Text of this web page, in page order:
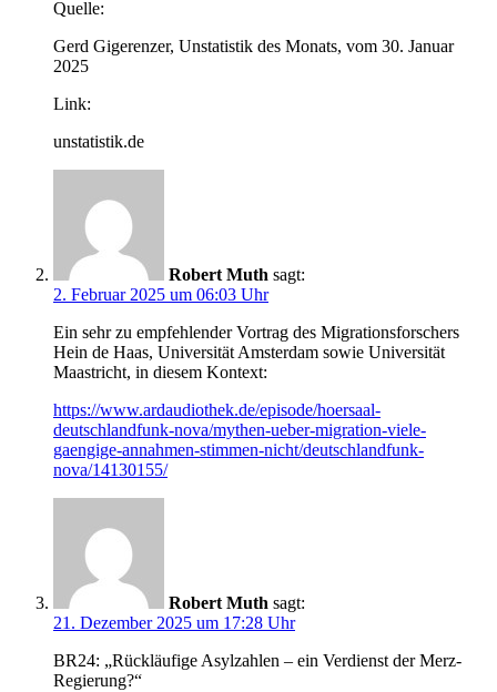
Quelle:
Gerd Gigerenzer, Unstatistik des Monats, vom 30. Januar
2025
Link:
unstatistik.de
Robert Muth sagt:
2. Februar 2025 um 06:03 Uhr
Ein sehr zu empfehlender Vortrag des Migrationsforschers
Hein de Haas, Universität Amsterdam sowie Universität
Maastricht, in diesem Kontext:
https://www.ardaudiothek.de/episode/hoersaal-
deutschlandfunk-nova/mythen-ueber-migration-viele-
gaengige-annahmen-stimmen-nicht/deutschlandfunk-
nova/14130155/
Robert Muth sagt:
21. Dezember 2025 um 17:28 Uhr
BR24: „Rückläufige Asylzahlen – ein Verdienst der Merz-
Regierung?“